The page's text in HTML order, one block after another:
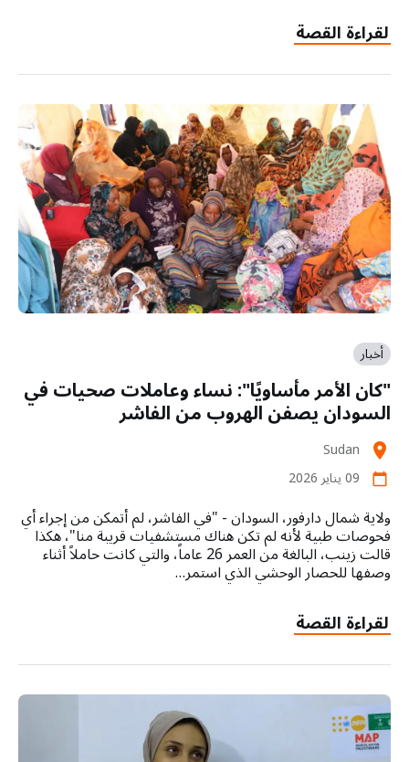
لقراءة القصة
أخبار
"كان الأمر مأساويًا": نساء وعاملات صحيات في
السودان يصفن الهروب من الفاشر
location_on
Sudan
calendar_today 09 يناير 2026
ولاية شمال دارفور، السودان - "في الفاشر، لم أتمكن من إجراء أي
فحوصات طبية لأنه لم تكن هناك مستشفيات قريبة منا"، هكذا
قالت زينب، البالغة من العمر 26 عاماً، والتي كانت حاملاً أثناء
وصفها للحصار الوحشي الذي استمر…
لقراءة القصة